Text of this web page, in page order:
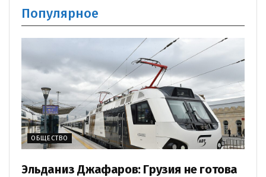
Популярное
ОБЩЕСТВО
Эльданиз Джафаров: Грузия не готова